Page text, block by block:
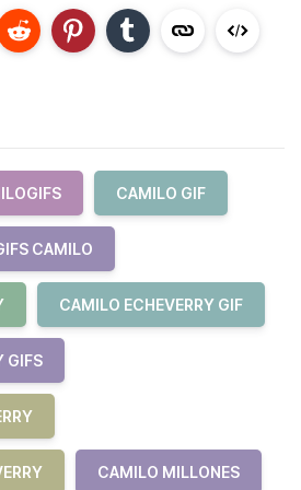
CAMILO GIF
CAMILO
CAMILO ECHEVERRY GIF
GIFS
CAMILO MILLONES